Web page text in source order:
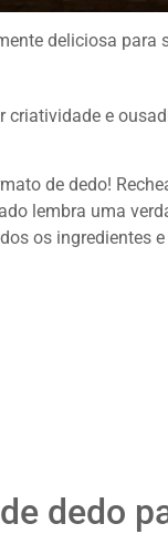
deliciosa para
criatividade e
de dedo!
lembra uma
os ingredientes
dedo